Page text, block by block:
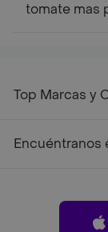
tomate mas
Top Marcas y
Encuéntranos